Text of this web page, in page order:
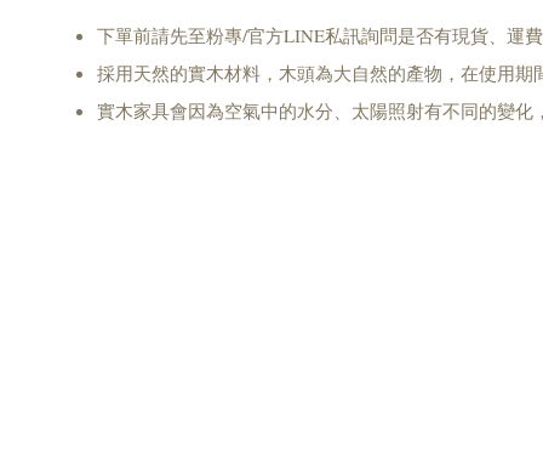
下單前請先至粉專/官方LINE私訊詢問是否有現貨、運
採用天然的實木材料，木頭為大自然的產物，在使用
實木家具會因為空氣中的水分、太陽照射有不同的變